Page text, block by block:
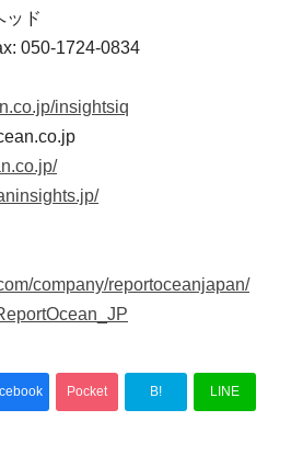
ッド
050-1724-0834
insightsiq
company/reportoceanjapan/
Pocket B! LINE